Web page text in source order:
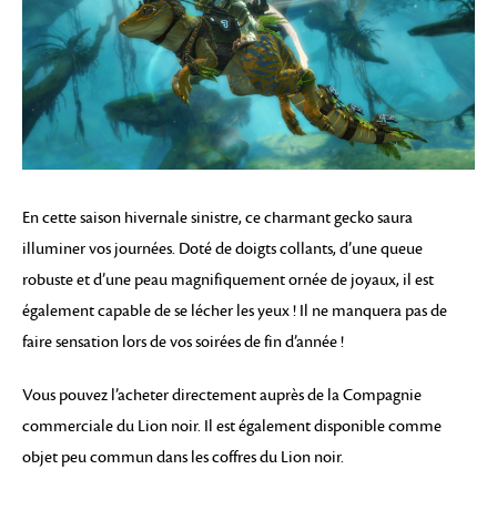
En cette saison hivernale sinistre, ce charmant gecko saura
illuminer vos journées. Doté de doigts collants, d’une queue
robuste et d’une peau magnifiquement ornée de joyaux, il est
également capable de se lécher les yeux ! Il ne manquera pas de
faire sensation lors de vos soirées de fin d’année !
Vous pouvez l’acheter directement auprès de la Compagnie
commerciale du Lion noir. Il est également disponible comme
objet peu commun dans les coffres du Lion noir.